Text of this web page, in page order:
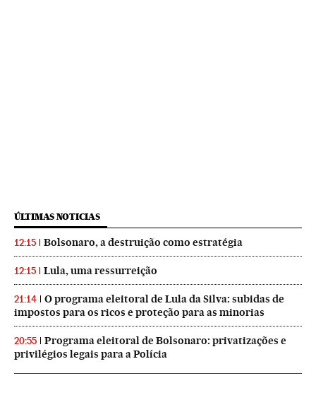
ÚLTIMAS NOTICIAS
12:15 Bolsonaro, a destruição como estratégia
12:15 Lula, uma ressurreição
21:14
O programa eleitoral de Lula da Silva: subidas de
impostos para os ricos e proteção para as minorias
20:55
Programa eleitoral de Bolsonaro: privatizações e
privilégios legais para a Polícia